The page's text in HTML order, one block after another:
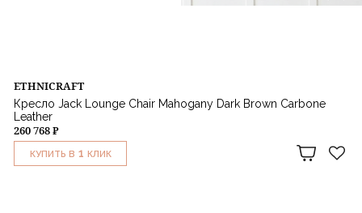
ETHNICRAFT
Кресло Jack Lounge Chair Mahogany Dark Brown Carbone
Leather
260 768 ₽
КУПИТЬ В 1 КЛИК